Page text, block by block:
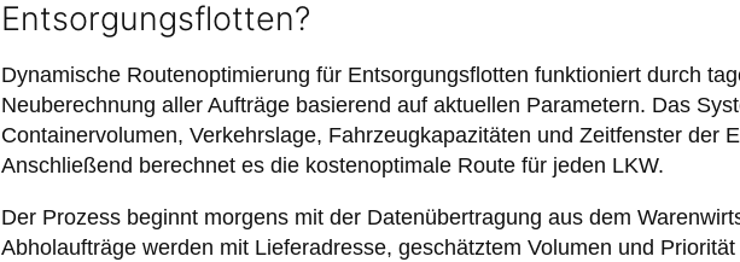
Entsorgungsflotten?
Dynamische Routenoptimierung für Entsorgungsflotten funktioniert durch
Neuberechnung aller Aufträge basierend auf aktuellen Parametern. Das
Containervolumen, Verkehrslage, Fahrzeugkapazitäten und Zeitfenster der
Anschließend berechnet es die kostenoptimale Route für jeden LKW.
Der Prozess beginnt morgens mit der Datenübertragung aus dem
Abholaufträge werden mit Lieferadresse, geschätztem Volumen und